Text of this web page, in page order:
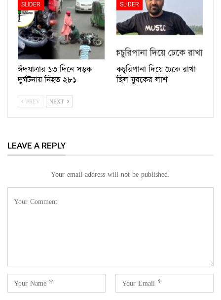
SLIDER
ঈদযাত্রার ১৩ দিনে সড়ক
দুর্ঘটনায় নিহত ২৮১
SLIDER
কচুরিপানা দিয়ে ঢেকে রাখা
ছিল যুবকের লাশ
PREV NEXT
LEAVE A REPLY
Your email address will not be published.